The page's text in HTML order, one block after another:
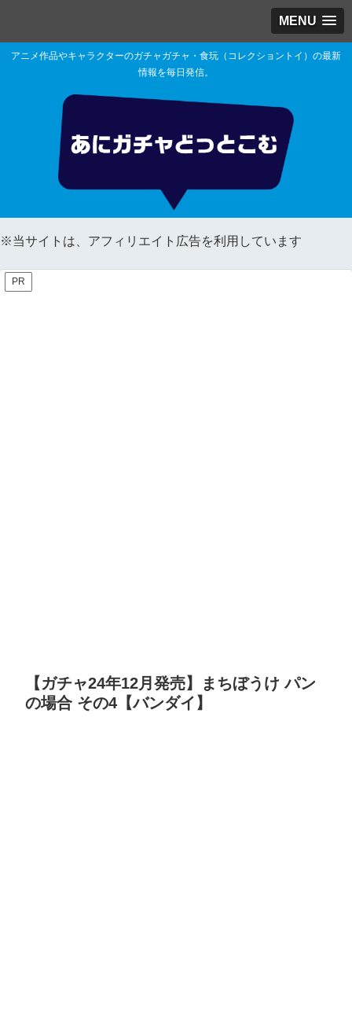
MENU
アニメ作品やキャラクターのガチャガチャ・食玩（コレクショントイ）の最新
情報を毎日発信。
※当サイトは、アフィリエイト広告を利用しています
PR
【ガチャ24年12月発売】まちぼうけ パン
の場合 その4【バンダイ】